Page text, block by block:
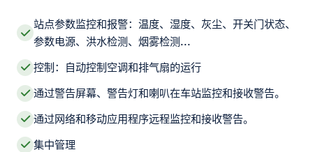
站点参数监控和报警：温度、湿度、灰尘、开关门状态、
参数电源、洪水检测、烟雾检测...
控制：自动控制空调和排气扇的运行
通过警告屏幕、警告灯和喇叭在车站监控和接收警告。
通过网络和移动应用程序远程监控和接收警告。
集中管理